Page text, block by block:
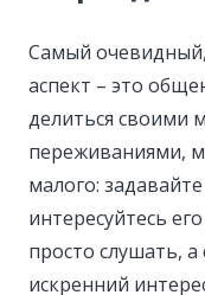
Самый
аспект – это
делиться своими
переживаниями,
малого:
интересуйтесь
просто слушать,
искренний